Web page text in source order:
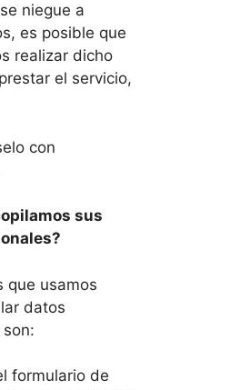
niegue a
es posible que
realizar dicho
el servicio,
con
sus
que usamos
datos
formulario de